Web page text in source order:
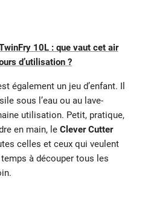
10L : que vaut cet air
d’utilisation ?
également un jeu d’enfant. Il
sous l’eau ou au lave-
utilisation. Petit, pratique,
en main, le Clever Cutter
celles et ceux qui veulent
à découper tous les